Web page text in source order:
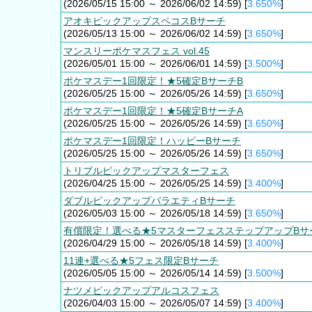
(2026/05/15 15:00 ～ 2026/06/02 14:59) [3.650%]
アオキピックアップスペコスBサーチ
(2026/05/13 15:00 ～ 2026/06/02 14:59) [3.650%]
マンスリーポケマスフェス vol.45
(2026/05/01 15:00 ～ 2026/06/01 14:59) [3.500%]
ポケマスデー1回限定！★5確定BサーチB
(2026/05/25 15:00 ～ 2026/05/26 14:59) [3.650%]
ポケマスデー1回限定！★5確定BサーチA
(2026/05/25 15:00 ～ 2026/05/26 14:59) [3.650%]
ポケマスデー1回限定！ハッピーBサーチ
(2026/05/25 15:00 ～ 2026/05/26 14:59) [3.650%]
トリプルピックアップマスターフェス
(2026/04/25 15:00 ～ 2026/05/25 14:59) [3.400%]
ダブルピックアップバラエティBサーチ
(2026/05/03 15:00 ～ 2026/05/18 14:59) [3.650%]
有償限定！選べる★5マスターフェスステップアップBサ
(2026/04/29 15:00 ～ 2026/05/18 14:59) [3.400%]
11連+選べる★5フェス限定Bサーチ
(2026/05/05 15:00 ～ 2026/05/14 14:59) [3.500%]
ナツメピックアップアルコスフェス
(2026/04/03 15:00 ～ 2026/05/07 14:59) [3.400%]